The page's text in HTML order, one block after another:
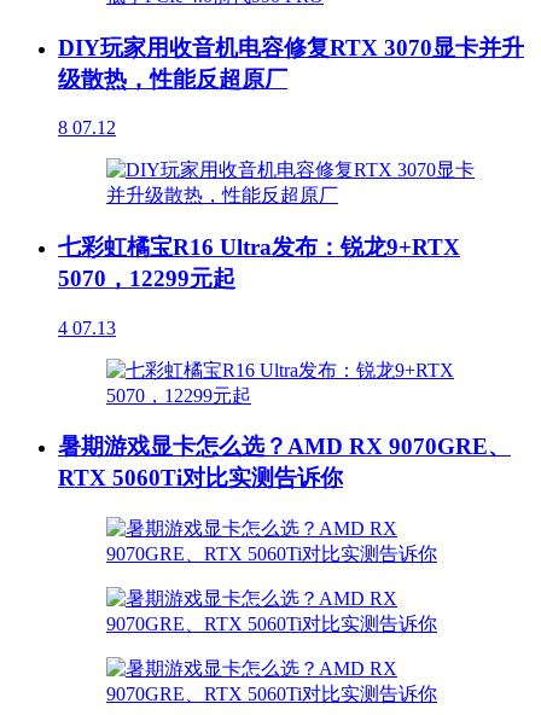
DIY玩家用收音机电容修复RTX 3070显卡并升
级散热，性能反超原厂
8 07.12
七彩虹橘宝R16 Ultra发布：锐龙9+RTX
5070，12299元起
4 07.13
暑期游戏显卡怎么选？AMD RX 9070GRE、
RTX 5060Ti对比实测告诉你